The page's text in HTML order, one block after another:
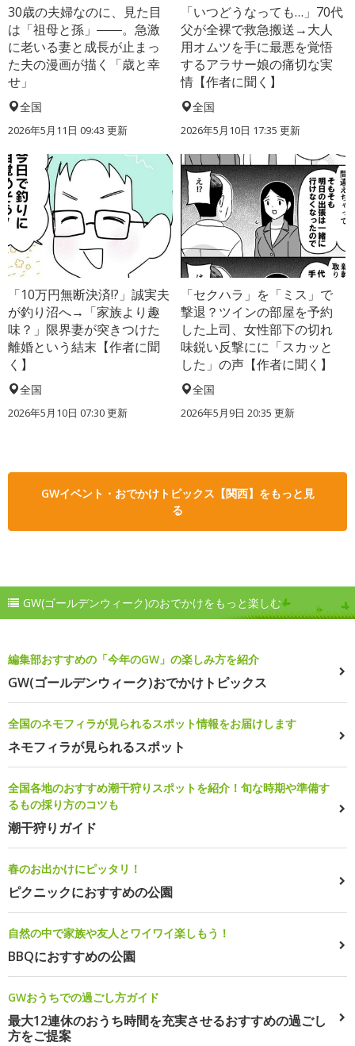
30歳の夫婦なのに、見た目
は「祖母と孫」――。急激
に老いる妻と成長が止まっ
た夫の漫画が描く「歳と幸
せ」
全国
2026年5月11日 09:43 更新
「いつどうなっても…」70代
父が全裸で救急搬送→大人
用オムツを手に最悪を覚悟
するアラサー娘の痛切な実
情【作者に聞く】
全国
2026年5月10日 17:35 更新
「10万円無断決済!?」誠実夫
が釣り沼へ→「家族より趣
味？」限界妻が突きつけた
離婚という結末【作者に聞
く】
全国
2026年5月10日 07:30 更新
「セクハラ」を「ミス」で
撃退？ツインの部屋を予約
した上司、女性部下の切れ
味鋭い反撃にに「スカッと
した」の声【作者に聞く】
全国
2026年5月9日 20:35 更新
GWイベント・おでかけトピックス【関西】をもっと見
る
GW(ゴールデンウィーク)のおでかけをもっと楽しむ
編集部おすすめの「今年のGW」の楽しみ方を紹介
GW(ゴールデンウィーク)おでかけトピックス
全国のネモフィラが見られるスポット情報をお届けします
ネモフィラが見られるスポット
全国各地のおすすめ潮干狩りスポットを紹介！旬な時期や準備す
るもの採り方のコツも
潮干狩りガイド
春のお出かけにピッタリ！
ピクニックにおすすめの公園
自然の中で家族や友人とワイワイ楽しもう！
BBQにおすすめの公園
GWおうちでの過ごし方ガイド
最大12連休のおうち時間を充実させるおすすめの過ごし
方をご提案